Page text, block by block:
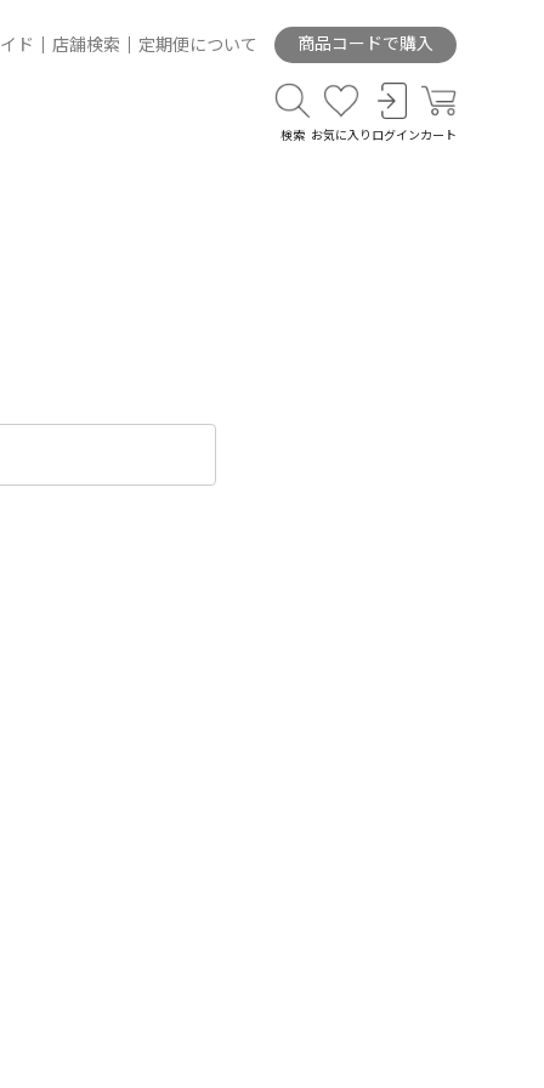
ド 店舗検索 定期便について 商品コードで購入
検索 お気に入り ログイン カート